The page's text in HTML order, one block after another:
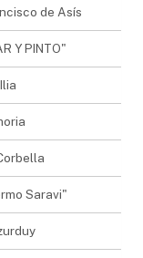
de Asís
Y PINTO"
Saravi"